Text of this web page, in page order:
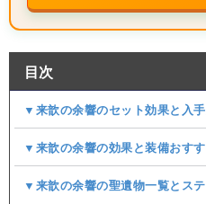
目次
▼来歆の余響のセット効果と入
▼来歆の余響の効果と装備おす
▼来歆の余響の聖遺物一覧とス